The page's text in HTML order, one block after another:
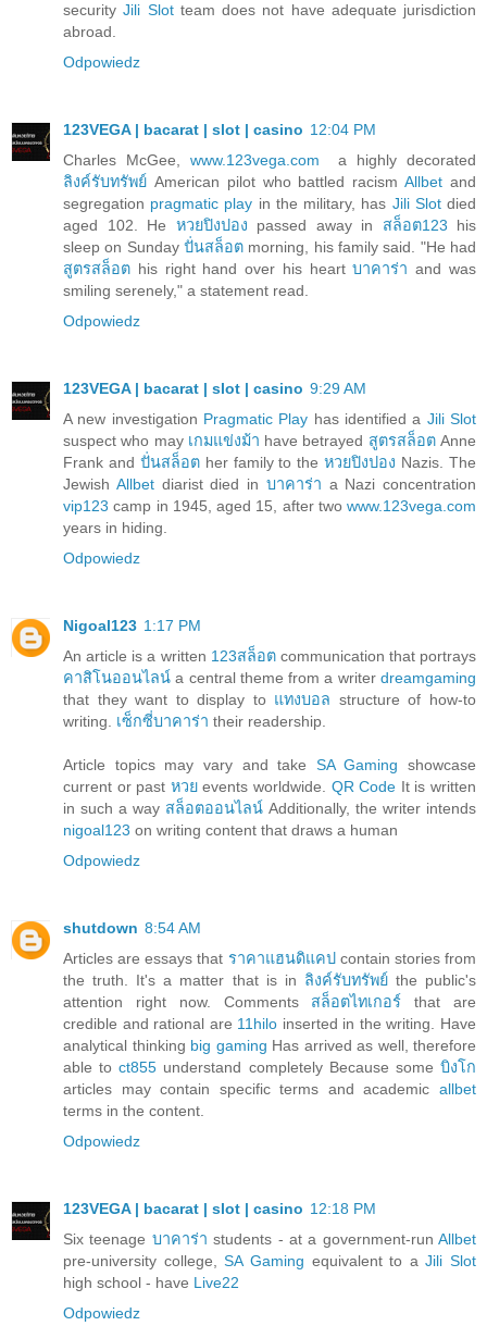
securityJili Slotteam does not have adequate jurisdiction
abroad.
Odpowiedz
123VEGA | bacarat | slot | casino 12:04 PM
Charles McGee, www.123vega.com a highly decorated
ลิงค์รับทรัพย์ American pilot who battled racismAllbet and
segregation pragmatic play in the military, has Jili Slotdied
aged 102. He หวยปิงปอง passed away in สล็อต123 his
sleep on Sunday ปั่นสล็อต morning, his family said. "He had
สูตรสล็อต his right hand over his heartบาคาร่า and was
smiling serenely," a statement read.
Odpowiedz
123VEGA | bacarat | slot | casino 9:29 AM
A new investigation Pragmatic Play has identified a Jili Slot
suspect who may เกมแข่งม้า have betrayed สูตรสล็อตAnne
Frank and ปั่นสล็อตher family to theหวยปิงปอง Nazis. The
Jewish Allbetdiarist died in บาคาร่า a Nazi concentration
vip123 camp in 1945, aged 15, after two www.123vega.com
years in hiding.
Odpowiedz
Nigoal123 1:17 PM
An article is a written 123สล็อตcommunication that portrays
คาสิโนออนไลน์ a central theme from a writer dreamgaming
that they want to display to แทงบอล structure of how-to
writing. เซ็กซี่บาคาร่า their readership.
Article topics may vary and take SA Gaming showcase
current or past หวยevents worldwide. QR Code It is written
in such a way สล็อตออนไลน์ Additionally, the writer intends
nigoal123 on writing content that draws a human
Odpowiedz
shutdown 8:54 AM
Articles are essays that ราคาแฮนดิแคป contain stories from
the truth. It's a matter that is in ลิงค์รับทรัพย์the public's
attention right now. Comments สล็อตไทเกอร์ that are
credible and rational are 11hilo inserted in the writing. Have
analytical thinking big gaming Has arrived as well, therefore
able toct855 understand completely Because someบิงโก
articles may contain specific terms and academic allbet
terms in the content.
Odpowiedz
123VEGA | bacarat | slot | casino 12:18 PM
Six teenage บาคาร่า students - at a government-run Allbet
pre-university college,SA Gaming equivalent to aJili Slot
high school - have Live22
Odpowiedz